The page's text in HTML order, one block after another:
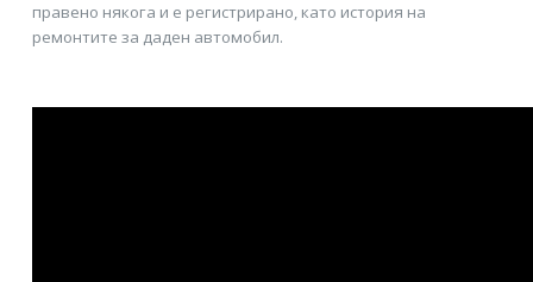
правено някога и е регистрирано, като история на
ремонтите за даден автомобил.